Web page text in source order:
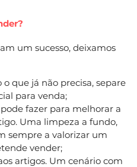
um sucesso, deixamos
que já não precisa, separe
para venda;
fazer para melhorar a
Uma limpeza a fundo,
sempre a valorizar um
vender;
artigos. Um cenário com